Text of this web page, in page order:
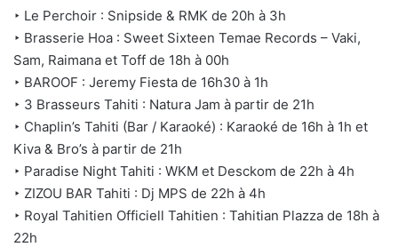
‣ Le Perchoir : Snipside & RMK de 20h à 3h
‣ Brasserie Hoa : Sweet Sixteen Temae Records – Vaki,
Sam, Raimana et Toff de 18h à 00h
‣ BAROOF : Jeremy Fiesta de 16h30 à 1h
‣ 3 Brasseurs Tahiti : Natura Jam à partir de 21h
‣ Chaplin’s Tahiti (Bar / Karaoké) : Karaoké de 16h à 1h et
Kiva & Bro’s à partir de 21h
‣ Paradise Night Tahiti : WKM et Desckom de 22h à 4h
‣ ZIZOU BAR Tahiti : Dj MPS de 22h à 4h
‣ Royal Tahitien Officiell Tahitien : Tahitian Plazza de 18h à
22h